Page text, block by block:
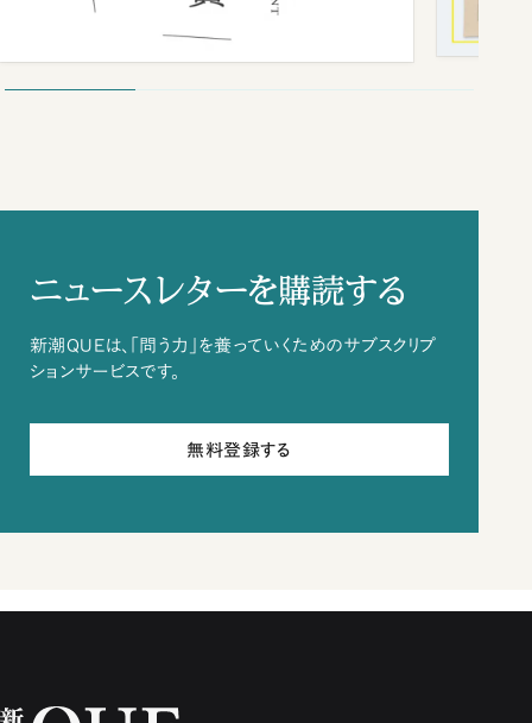
ニュースレターを購読する
新潮QUEは、「問う力」を養っていくためのサブスクリプ
ションサービスです。
無料登録する